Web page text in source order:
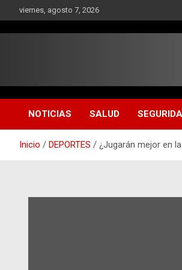
al
contenido
viernes, agosto 7, 2026
NOTICIAS SALUD
Inicio DEPORTES ¿Jugarán mejor en